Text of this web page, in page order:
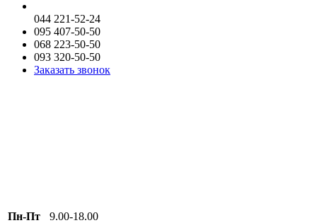
044 221-52-24
095 407-50-50
068 223-50-50
093 320-50-50
Заказать звонок
Пн-Пт 9.00-18.00